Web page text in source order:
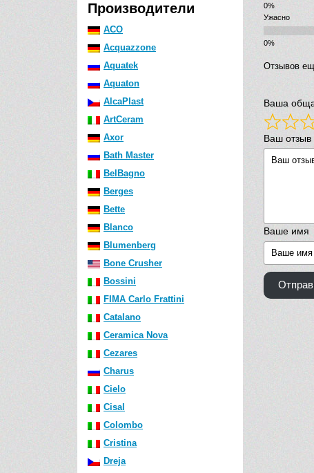
Производители
ACO
Acquazzone
Aquatek
Aquaton
AlcaPlast
ArtCeram
Axor
Bath Master
BelBagno
Berges
Bette
Blanco
Blumenberg
Bone Crusher
Bossini
FIMA Carlo Frattini
Catalano
Ceramica Nova
Cezares
Charus
Cielo
Cisal
Colombo
Cristina
Dreja
Ужасно
Отзывов
Ваша
Ваш отзыв
Ваше имя